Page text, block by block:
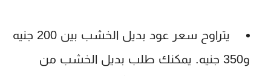
يتراوح سعر عود بديل الخشب بين 200 جنيه
و350 جنيه. يمكنك طلب بديل الخشب من